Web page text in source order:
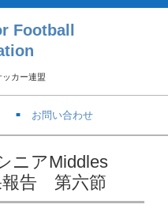
Football
カー連盟
お問い合わせ
ニアMiddles
報告 第六節